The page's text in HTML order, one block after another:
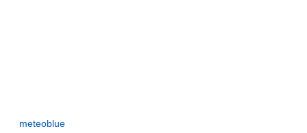
meteoblue